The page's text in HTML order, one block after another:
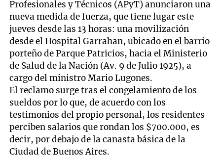
Profesionales y Técnicos (APyT) anunciaron una
nueva medida de fuerza, que tiene lugar este
jueves desde las 13 horas: una movilización
desde el Hospital Garrahan, ubicado en el barrio
porteño de Parque Patricios, hacia el Ministerio
de Salud de la Nación (Av. 9 de Julio 1925), a
cargo del ministro Mario Lugones.
El reclamo surge tras el congelamiento de los
sueldos por lo que, de acuerdo con los
testimonios del propio personal, los residentes
perciben salarios que rondan los $700.000, es
decir, por debajo de la canasta básica de la
Ciudad de Buenos Aires.